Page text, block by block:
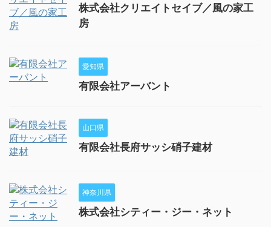
株式会社クリエイトセイブ／風の家工
房
愛知県
有限会社アーバント
山口県
有限会社長府サッシ硝子建材
神奈川県
株式会社シティー・ジー・ネット